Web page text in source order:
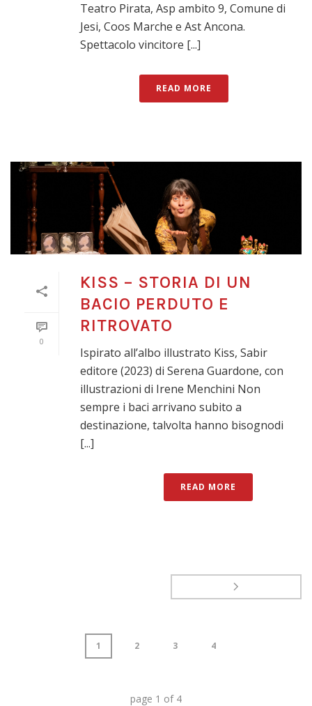
Teatro Pirata, Asp ambito 9, Comune di
Jesi, Coos Marche e Ast Ancona.
Spettacolo vincitore [...]
READ MORE
0
KISS – STORIA DI UN
BACIO PERDUTO E
RITROVATO
Ispirato all’albo illustrato Kiss, Sabir
editore (2023) di Serena Guardone, con
illustrazioni di Irene Menchini Non
sempre i baci arrivano subito a
destinazione, talvolta hanno bisognodi
[...]
READ MORE
1 2 3 4
page 1 of 4